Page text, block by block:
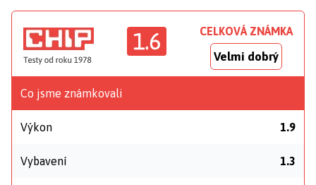
1.6 CELKOVÁ ZNÁMKA
Velmi dobrý
Co jsme známkovali
Výkon 1.9
Vybavení 1.3